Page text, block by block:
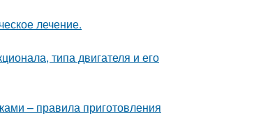
лечение.
типа двигателя и его
– правила приготовления